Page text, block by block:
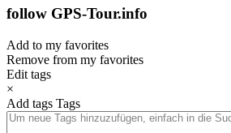
follow GPS-Tour.info
Add to my favorites
Remove from my favorites
Edit tags
×
Add tags Tags